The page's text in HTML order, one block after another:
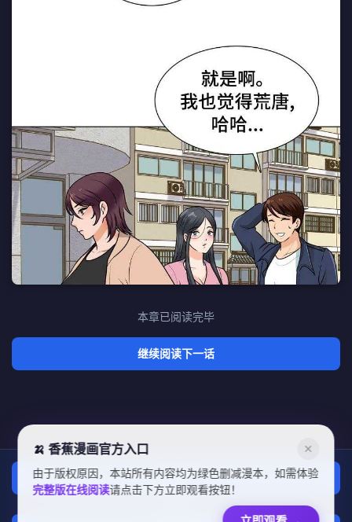
本章已阅读完毕
继续阅读下一话
上一话
🍌 香蕉漫画官方入口 ✕
由于版权原因，本站所有内容均为绿色删减漫本，如需体验
完整版在线阅读请点击下方立即观看按钮！
立即观看 →